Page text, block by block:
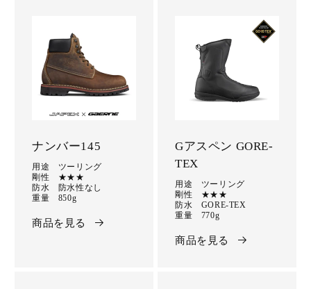
ナンバー145
用途 ツーリング
剛性 ★★★
防水 防水性なし
重量 850g
商品を見る
Gアスペン GORE-
TEX
用途 ツーリング
剛性 ★★★
防水 GORE-TEX
重量 770g
商品を見る